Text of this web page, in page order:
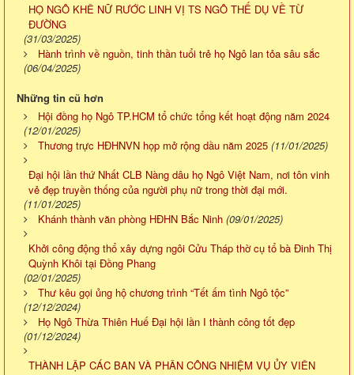
HỌ NGÔ KHÊ NỮ RƯỚC LINH VỊ TS NGÔ THẾ DỤ VỀ TỪ
ĐƯỜNG
(31/03/2025)
Hành trình về nguồn, tinh thần tuổi trẻ họ Ngô lan tỏa sâu sắc
(06/04/2025)
Những tin cũ hơn
Hội đồng họ Ngô TP.HCM tổ chức tổng kết hoạt động năm 2024
(12/01/2025)
Thương trực HĐHNVN họp mở rộng dầu năm 2025 (11/01/2025)
Đại hội lần thứ Nhất CLB Nàng dâu họ Ngô Việt Nam, nơi tôn vinh
vẻ đẹp truyền thống của người phụ nữ trong thời đại mới.
(11/01/2025)
Khánh thành văn phòng HĐHN Bắc Ninh (09/01/2025)
Khởi công động thổ xây dựng ngôi Cửu Tháp thờ cụ tổ bà Đinh Thị
Quỳnh Khôi tại Đồng Phang
(02/01/2025)
Thư kêu gọi ủng hộ chương trình “Tết ấm tình Ngô tộc”
(12/12/2024)
Họ Ngô Thừa Thiên Huế Đại hội lần I thành công tốt đẹp
(01/12/2024)
THÀNH LẬP CÁC BAN VÀ PHÂN CÔNG NHIỆM VỤ ỦY VIÊN